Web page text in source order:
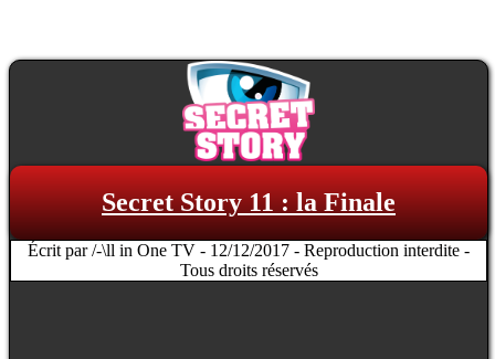
Secret Story 11 : la Finale
Écrit par /-\ll in One TV - 12/12/2017 - Reproduction interdite -
Tous droits réservés